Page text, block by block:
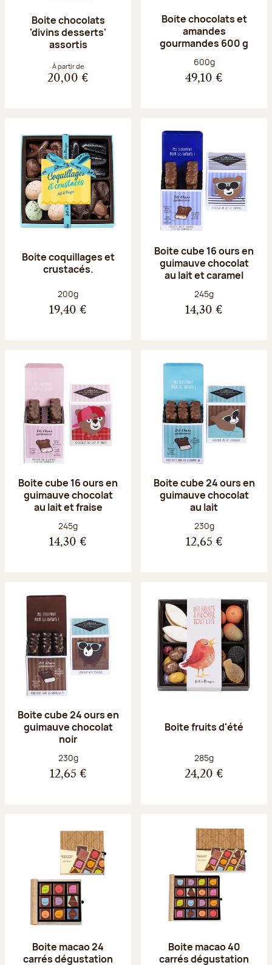
Boite chocolats
'divins desserts'
assortis
À partir de
20,00 €
Boite chocolats et
amandes
gourmandes 600 g
Poids net :
600g
49,10 €
Boite coquillages et
crustacés.
Poids net :
200g
19,40 €
Boite cube 16 ours en
guimauve chocolat
au lait et caramel
Poids net :
245g
14,30 €
Boite cube 16 ours en
guimauve chocolat
au lait et fraise
Poids net :
245g
14,30 €
Boite cube 24 ours en
guimauve chocolat
au lait
Poids net :
230g
12,65 €
Boite cube 24 ours en
guimauve chocolat
noir
Poids net :
230g
12,65 €
Boite fruits d'été
Poids net :
285g
24,20 €
Boite macao 24
carrés dégustation
Boite macao 40
carrés dégustation